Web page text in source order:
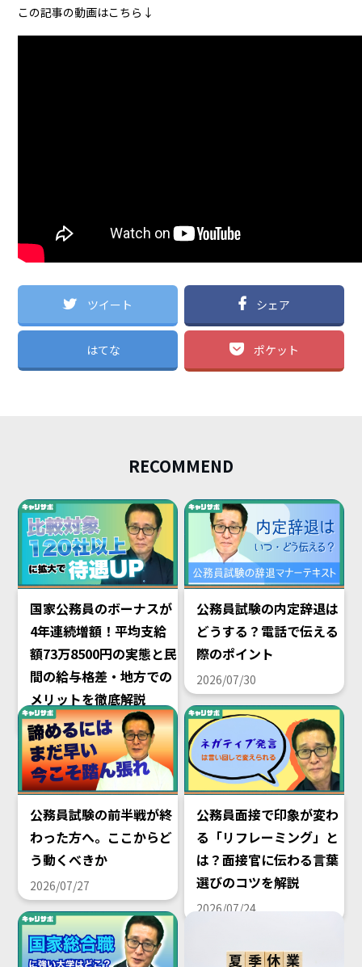
この記事の動画はこちら↓
ツイート シェア
はてな ポケット
RECOMMEND
国家公務員のボーナスが
4年連続増額！平均支給
額73万8500円の実態と民
間の給与格差・地方での
メリットを徹底解説
2026/08/02
公務員試験の内定辞退は
どうする？電話で伝える
際のポイント
2026/07/30
公務員試験の前半戦が終
わった方へ。ここからど
う動くべきか
2026/07/27
公務員面接で印象が変わ
る「リフレーミング」と
は？面接官に伝わる言葉
選びのコツを解説
2026/07/24